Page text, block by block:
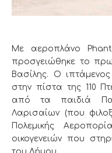
Με αεροπλάνο
προσγειώθηκε το
Βασίλης. Ο
στην πίστα της 110
από τα παιδιά
Λαρισαίων (που
Πολεμικής
οικογενειών που